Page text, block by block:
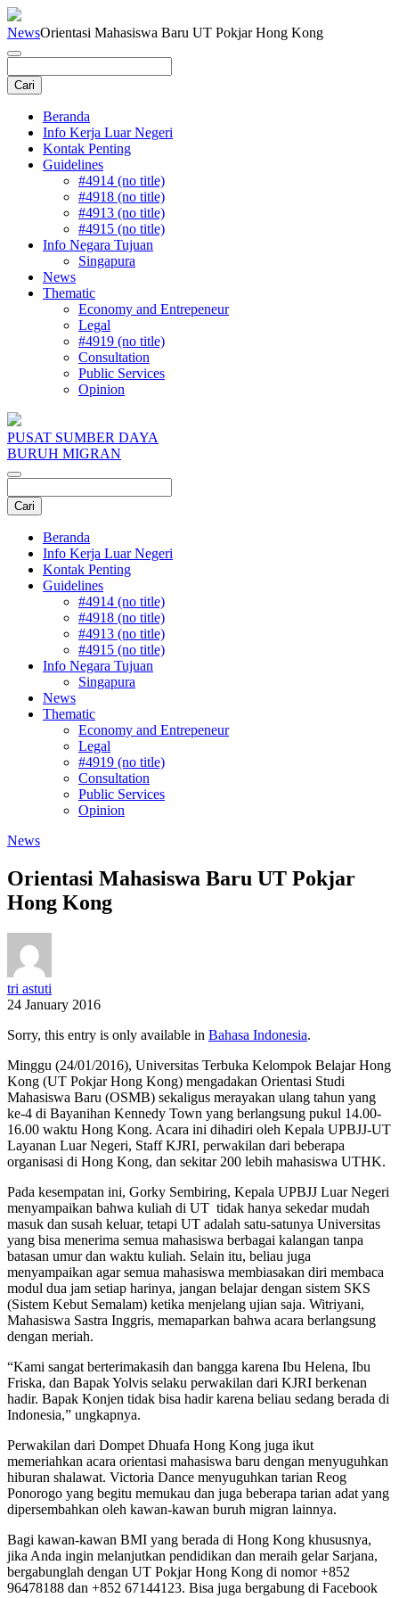
NewsOrientasi Mahasiswa Baru UT Pokjar Hong Kong
Beranda
Info Kerja Luar Negeri
Kontak Penting
Guidelines
#4914 (no title)
#4918 (no title)
#4913 (no title)
#4915 (no title)
Info Negara Tujuan
Singapura
News
Thematic
Economy and Entrepeneur
Legal
#4919 (no title)
Consultation
Public Services
Opinion
PUSAT SUMBER DAYA
BURUH MIGRAN
Beranda
Info Kerja Luar Negeri
Kontak Penting
Guidelines
#4914 (no title)
#4918 (no title)
#4913 (no title)
#4915 (no title)
Info Negara Tujuan
Singapura
News
Thematic
Economy and Entrepeneur
Legal
#4919 (no title)
Consultation
Public Services
Opinion
News
Orientasi Mahasiswa Baru UT Pokjar
Hong Kong
tri astuti
24 January 2016
Sorry, this entry is only available in Bahasa Indonesia.
Minggu (24/01/2016), Universitas Terbuka Kelompok Belajar Hong
Kong (UT Pokjar Hong Kong) mengadakan Orientasi Studi
Mahasiswa Baru (OSMB) sekaligus merayakan ulang tahun yang
ke-4 di Bayanihan Kennedy Town yang berlangsung pukul 14.00-
16.00 waktu Hong Kong. Acara ini dihadiri oleh Kepala UPBJJ-UT
Layanan Luar Negeri, Staff KJRI, perwakilan dari beberapa
organisasi di Hong Kong, dan sekitar 200 lebih mahasiswa UTHK.
Pada kesempatan ini, Gorky Sembiring, Kepala UPBJJ Luar Negeri
menyampaikan bahwa kuliah di UT tidak hanya sekedar mudah
masuk dan susah keluar, tetapi UT adalah satu-satunya Universitas
yang bisa menerima semua mahasiswa berbagai kalangan tanpa
batasan umur dan waktu kuliah. Selain itu, beliau juga
menyampaikan agar semua mahasiswa membiasakan diri membaca
modul dua jam setiap harinya, jangan belajar dengan sistem SKS
(Sistem Kebut Semalam) ketika menjelang ujian saja. Witriyani,
Mahasiswa Sastra Inggris, memaparkan bahwa acara berlangsung
dengan meriah.
“Kami sangat berterimakasih dan bangga karena Ibu Helena, Ibu
Friska, dan Bapak Yolvis selaku perwakilan dari KJRI berkenan
hadir. Bapak Konjen tidak bisa hadir karena beliau sedang berada di
Indonesia,” ungkapnya.
Perwakilan dari Dompet Dhuafa Hong Kong juga ikut
memeriahkan acara orientasi mahasiswa baru dengan menyuguhkan
hiburan shalawat. Victoria Dance menyuguhkan tarian Reog
Ponorogo yang begitu memukau dan juga beberapa tarian adat yang
dipersembahkan oleh kawan-kawan buruh migran lainnya.
Bagi kawan-kawan BMI yang berada di Hong Kong khususnya,
jika Anda ingin melanjutkan pendidikan dan meraih gelar Sarjana,
bergabunglah dengan UT Pokjar Hong Kong di nomor +852
96478188 dan +852 67144123. Bisa juga bergabung di Facebook